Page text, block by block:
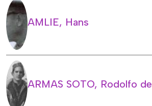
AMLIE, Hans
ARMAS SOTO, Rodolfo de